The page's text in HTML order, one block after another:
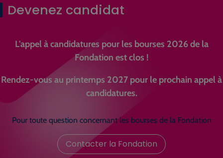
Devenez candidat
L'appel à candidatures pour les bourses 2026 de la
Fondation est clos !
Rendez-vous au printemps 2027 pour le prochain appel à
candidatures.
Pour toute question concernant les bourses de la Fondation
Contacter la Fondation